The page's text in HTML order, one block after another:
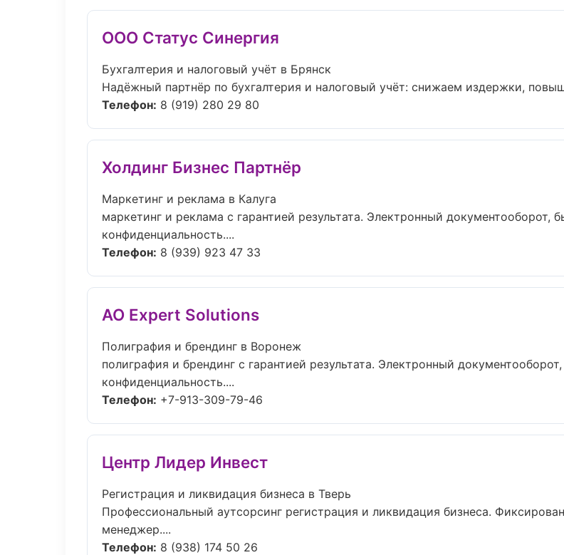
ООО Статус Синергия
Бухгалтерия и налоговый учёт в Брянск
Надёжный партнёр по бухгалтерия и налоговый учёт: снижаем издержки,
Телефон: 8 (919) 280 29 80
Холдинг Бизнес Партнёр
Маркетинг и реклама в Калуга
маркетинг и реклама с гарантией результата. Электронный документооборот,
конфиденциальность....
Телефон: 8 (939) 923 47 33
АО Expert Solutions
Полиграфия и брендинг в Воронеж
полиграфия и брендинг с гарантией результата. Электронный
конфиденциальность....
Телефон: +7-913-309-79-46
Центр Лидер Инвест
Регистрация и ликвидация бизнеса в Тверь
Профессиональный аутсорсинг регистрация и ликвидация бизнеса.
менеджер....
Телефон: 8 (938) 174 50 26